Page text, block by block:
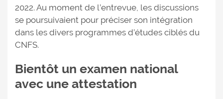
2022. Au moment de l’entrevue, les discussions
se poursuivaient pour préciser son intégration
dans les divers programmes d’études ciblés du
CNFS.
Bientôt un examen national
avec une attestation